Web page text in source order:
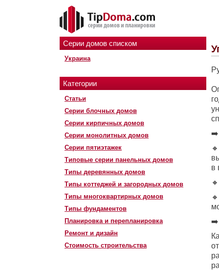
Серии домов списком
Украина
Категории
Статьи
Серии блочных домов
Серии кирпичных домов
Серии монолитных домов
Серии пятиэтажек
Типовые серии панельных домов
Типы деревянных домов
Типы коттеджей и загородных домов
Типы многоквартирных домов
Типы фундаментов
Планировка и перепланировка
Ремонт и дизайн
Стоимость строительства
➡️
в
➡️